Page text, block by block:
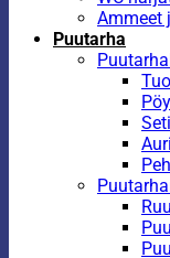
Ammeet
Puutarha